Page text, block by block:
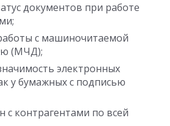
документов при работе
с машиночитаемой
(МЧД);
электронных
у бумажных с подписью
с контрагентами по всей